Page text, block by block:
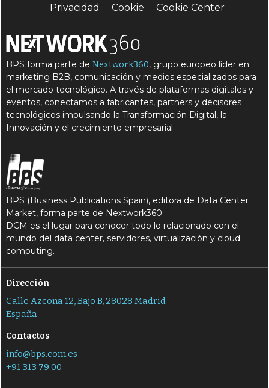
Privacidad
Cookie Cookie Center
BPS forma parte deNextwork360, grupo europeo líder en
marketing B2B, comunicación y medios especializados para
el mercado tecnológico. A través de plataformas digitales y
eventos, conectamos a fabricantes, partners y decisores
tecnológicos impulsando la Transformación Digital, la
Innovación y el crecimiento empresarial.
BPS (Business Publications Spain), editora de Data Center
Market, forma parte de Nextwork360.
DCM es el lugar para conocer todo lo relacionado con el
mundo del data center, servidores, virtualización y cloud
computing.
Dirección
Calle Azcona 12, Bajo B, 28028 Madrid
España
Contactos
info@bps.com.es
+91 313 79 00